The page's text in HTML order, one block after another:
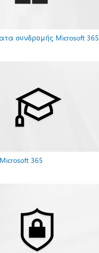
συνδρομής Microsoft 365
365